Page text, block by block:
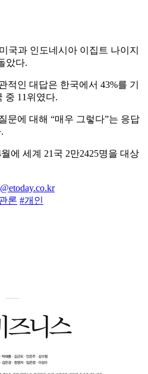
국과 인도네시아 이집트 나이지
았다.
적인 대답은 한국에서 43%를 기
중 11위였다.
문에 대해 “매우 그렇다”는 응답
에 세계 21국 2만2425명을 대상
론 #개인